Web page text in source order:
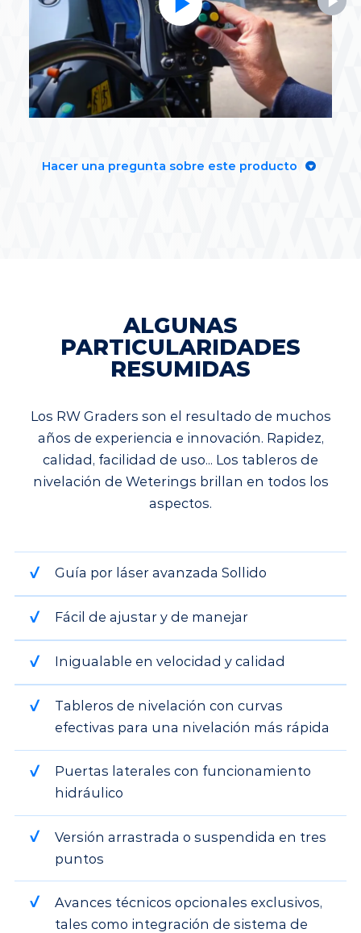
Hacer una pregunta sobre este producto
ALGUNAS
PARTICULARIDADES
RESUMIDAS
Los RW Graders son el resultado de muchos
años de experiencia e innovación. Rapidez,
calidad, facilidad de uso... Los tableros de
nivelación de Weterings brillan en todos los
aspectos.
Guía por láser avanzada Sollido
Fácil de ajustar y de manejar
Inigualable en velocidad y calidad
Tableros de nivelación con curvas
efectivas para una nivelación más rápida
Puertas laterales con funcionamiento
hidráulico
Versión arrastrada o suspendida en tres
puntos
Avances técnicos opcionales exclusivos,
tales como integración de sistema de